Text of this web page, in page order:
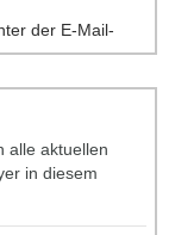
alle aktuellen
in diesem